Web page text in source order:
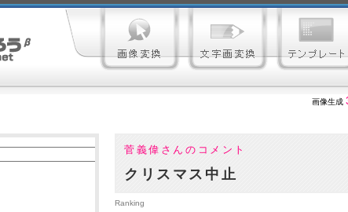
画像生成
菅義偉さんのコメント
クリスマス中止
Ranking